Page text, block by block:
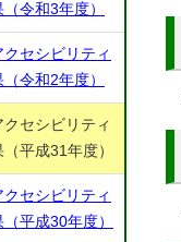
令和3年度）
クセシビリティ
令和2年度）
クセシビリティ
平成31年度）
クセシビリティ
平成30年度）